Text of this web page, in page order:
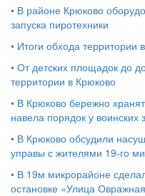
• В районе Крюково
запуска пиротехники
• Итоги обхода
• От детских площадок до
территории в Крюково
• В Крюково бережно
навела порядок у
• В Крюково обсудили
управы с жителями 19‑го
• В 19м микрорайоне
остановке «Улица